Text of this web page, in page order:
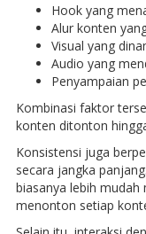
Hook yang
Alur konten
Visual yang
Audio yang
Penyampaian
Kombinasi faktor
konten ditonton
Konsistensi juga
secara jangka
biasanya lebih mudah
menonton setiap